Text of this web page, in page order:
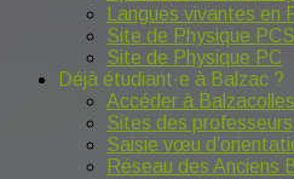
Langues vivantes en
Site de Physique PCSI
Site de Physique PC
Déjà étudiant·e à Balzac ?
Accéder à Balzacolles
Sites des professeurs
Saisie vœu
Réseau des Anciens